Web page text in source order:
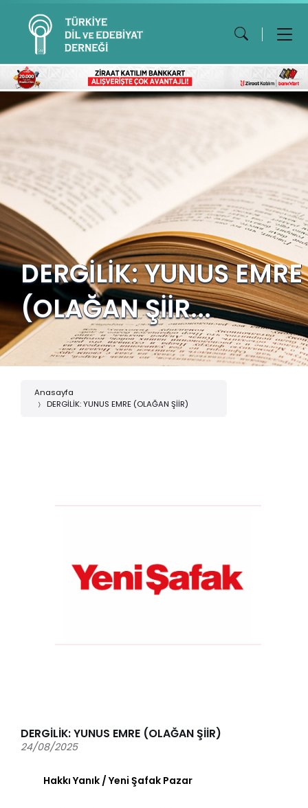
DERGİLİK: YUNUS EMRE
(OLAĞAN ŞİİR...
Anasayfa
DERGİLİK: YUNUS EMRE (OLAĞAN ŞİİR)
DERGİLİK: YUNUS EMRE (OLAĞAN ŞİİR)
24/08/2025
Hakkı Yanık / Yeni Şafak Pazar